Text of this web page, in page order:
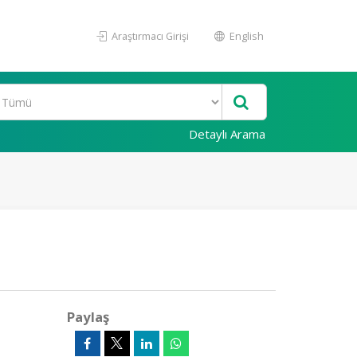
Araştırmacı Girişi English
Detaylı Arama
Paylaş